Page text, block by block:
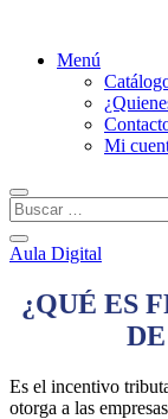
Menú
Mi
Aula Digital
¿QUÉ ES
Es el incentivo
otorga a las